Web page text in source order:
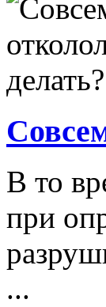
В то
при
...